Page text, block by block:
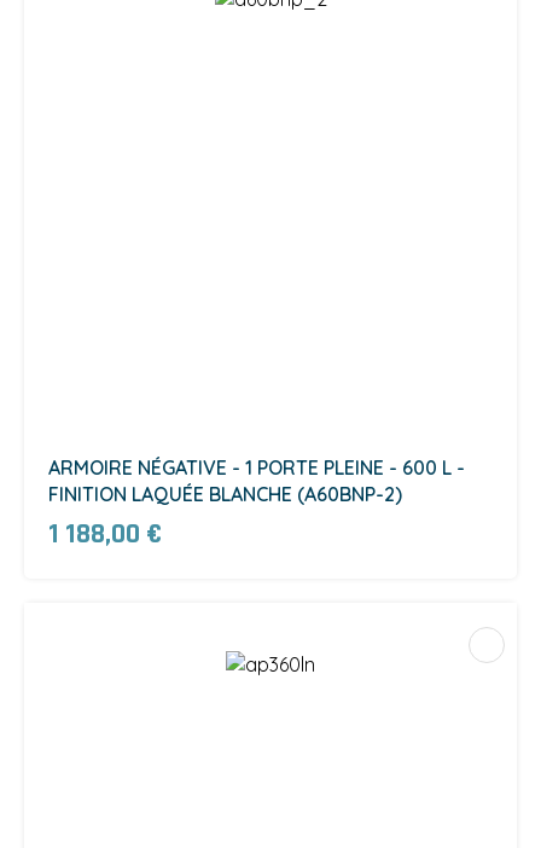
ARMOIRE NÉGATIVE - 1 PORTE PLEINE - 600 L -
FINITION LAQUÉE BLANCHE (A60BNP-2)
1 188,00 €